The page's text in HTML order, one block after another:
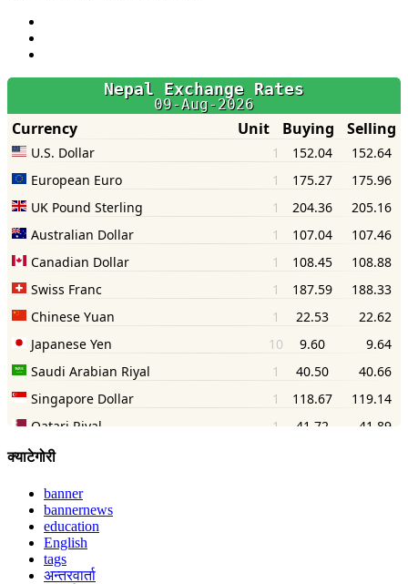
क्याटेगोरी
banner
bannernews
education
English
tags
अन्तरवार्ता